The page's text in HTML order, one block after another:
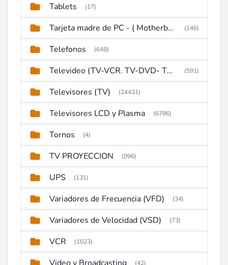
Tablets (17)
Tarjeta madre de PC - ( Motherboard ) (146)
Telefonos (648)
Televideo (TV-VCR. TV-DVD- TV-DVD-VCR) (591)
Televisores (TV) (24431)
Televisores LCD y Plasma (6786)
Tornos (4)
TV PROYECCION (996)
UPS (131)
Variadores de Frecuencia (VFD) (34)
Variadores de Velocidad (VSD) (73)
VCR (1023)
(42)